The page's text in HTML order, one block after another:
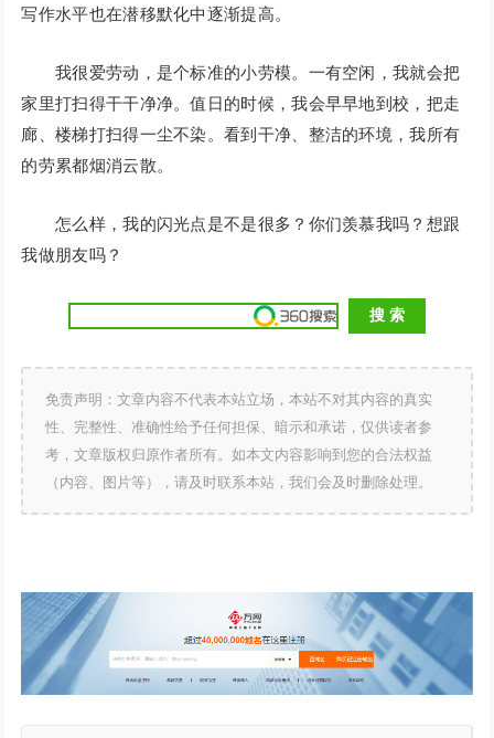
写作水平也在潜移默化中逐渐提高。
我很爱劳动，是个标准的小劳模。一有空闲，我就会把
家里打扫得干干净净。值日的时候，我会早早地到校，把走
廊、楼梯打扫得一尘不染。看到干净、整洁的环境，我所有
的劳累都烟消云散。
怎么样，我的闪光点是不是很多？你们羡慕我吗？想跟
我做朋友吗？
免责声明：文章内容不代表本站立场，本站不对其内容的真实
性、完整性、准确性给予任何担保、暗示和承诺，仅供读者参
考，文章版权归原作者所有。如本文内容影响到您的合法权益
（内容、图片等），请及时联系本站，我们会及时删除处理。